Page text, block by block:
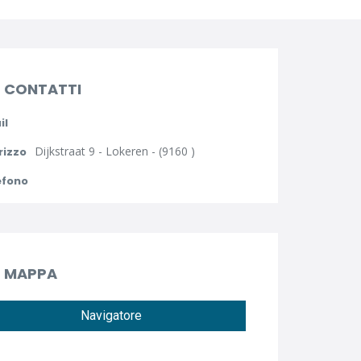
CONTATTI
Dijkstraat 9 - Lokeren - (9160 )
MAPPA
Navigatore